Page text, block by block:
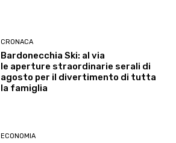
CRONACA
Bardonecchia Ski: al via
le aperture straordinarie serali di
agosto per il divertimento di tutta
la famiglia
ECONOMIA